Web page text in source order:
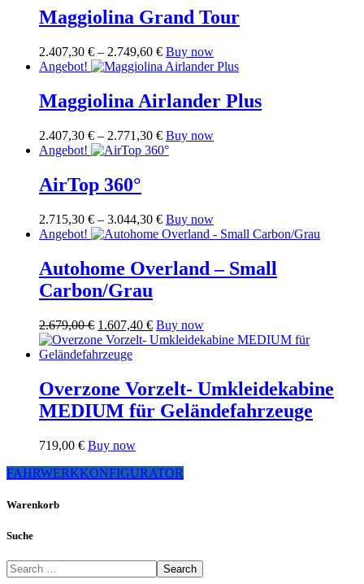
3.979,00 €2.785,30 €.
Maggiolina Grand Tour
2.407,30 € – 2.749,60 €Preisspanne:
2.407,30 €
2.749,60 €
Buy nowDieses
Produkt
mehrere
Varianten
Die
gewählt
werden
Angebot!
Maggiolina Airlander Plus
2.407,30 € – 2.771,30 €Preisspanne:
2.407,30 €
Buy nowDieses
Die
Optionen
der
Angebot!
AirTop 360°
2.715,30 € – 3.044,30 €Preisspanne:
2.715,30 €
3.044,30 €
Buy nowDieses
Produkt
mehrere
Varianten
können
auf
Produktseite
gewählt
werden
Angebot!
Autohome Overland – Small
Carbon/Grau
2.679,00€ Ursprünglicher
Preis
war:
1.607,40 €Aktueller
Preis
Buy now
Overzone Vorzelt- Umkleidekabine
MEDIUM für Geländefahrzeuge
719,00 € Buy nowDieses
weist
können
auf
FAHRWERKKONFIGURATOR
Warenkorb
Suche
Search